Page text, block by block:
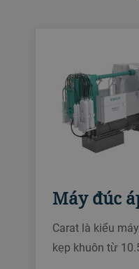
Máy đúc
Carat là kiểu
kẹp khuôn từ